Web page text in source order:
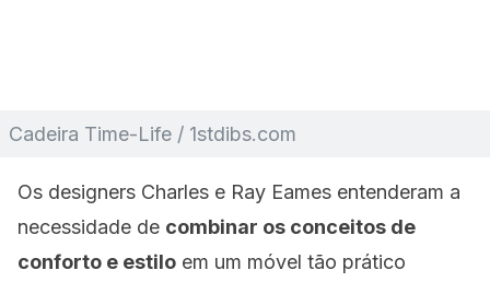
Cadeira Time-Life / 1stdibs.com
Os designers Charles e Ray Eames entenderam a
necessidade de combinar os conceitos de
conforto e estilo em um móvel tão prático